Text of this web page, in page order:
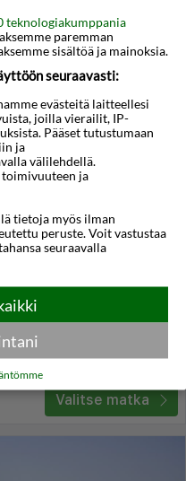
€453
lue lisää
Valitse matka
teknologiakumppania
paremman
sisältöä ja mainoksia.
seuraavasti:
evästeitä laitteellesi
joilla vierailit, IP-
Pääset tutustumaan
ja
välilehdellä.
ja
tietoja myös ilman
peruste. Voit vastustaa
seuraavalla